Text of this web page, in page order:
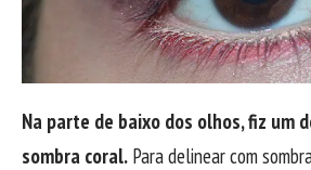
Na parte de baixo dos olhos, fiz um
sombra coral. Para delinear com